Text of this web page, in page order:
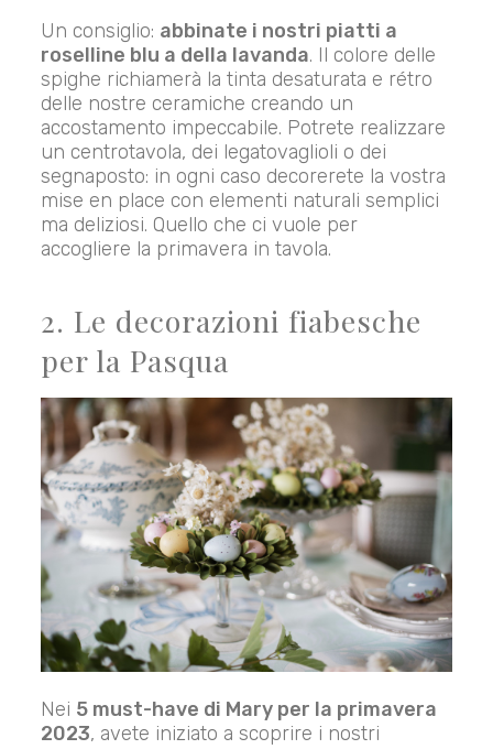
Un consiglio: abbinate i nostri piatti a
roselline blu a della lavanda. Il colore delle
spighe richiamerà la tinta desaturata e rétro
delle nostre ceramiche creando un
accostamento impeccabile. Potrete realizzare
un centrotavola, dei legatovaglioli o dei
segnaposto: in ogni caso decorerete la vostra
mise en place con elementi naturali semplici
ma deliziosi. Quello che ci vuole per
accogliere la primavera in tavola.
2. Le decorazioni fiabesche
per la Pasqua
Nei 5 must-have di Mary per la primavera
2023, avete iniziato a scoprire i nostri